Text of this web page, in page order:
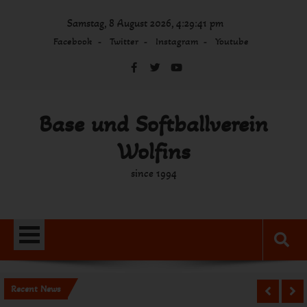
Samstag, 8 August 2026, 4:29:41 pm
Facebook Twitter Instagram Youtube
Base und Softballverein
Wolfins
since 1994
Recent News